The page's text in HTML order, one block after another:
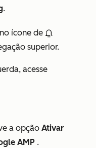
.
ícone de
superior.
acesse
a opção Ativar
AMP .